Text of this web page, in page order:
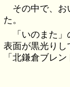
その中で、お
た。
「いのまた
表面が黒光りし
「北鎌倉ブレン